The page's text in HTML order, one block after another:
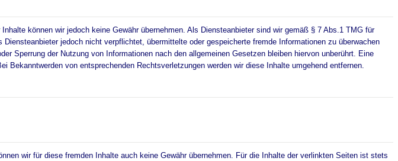
können wir jedoch keine Gewähr übernehmen. Als Diensteanbieter sind wir gemäß § 7 Abs.1 TMG für
jedoch nicht verpflichtet, übermittelte oder gespeicherte fremde Informationen zu überwachen
Sperrung der Nutzung von Informationen nach den allgemeinen Gesetzen bleiben hiervon unberührt. Eine
von entsprechenden Rechtsverletzungen werden wir diese Inhalte umgehend entfernen.
wir für diese fremden Inhalte auch keine Gewähr übernehmen. Für die Inhalte der verlinkten Seiten ist stets